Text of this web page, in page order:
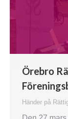
Örebro
Händer på